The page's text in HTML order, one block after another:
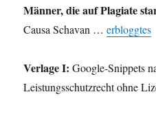
Männer, die auf Plagiate
Causa Schavan …erbloggtes
Verlage I: Google-Snippets
Leistungsschutzrecht ohne